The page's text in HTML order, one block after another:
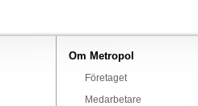
Om Metropol
Företaget
Medarbetare